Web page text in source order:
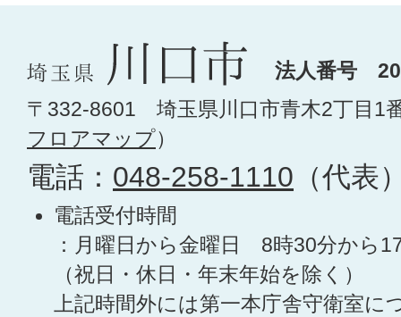
法人番号
〒332-8601 埼玉県川口市青木2丁目1
フロアマップ）
電話： 048-258-1110 （代表
電話受付時間
：月曜日から金曜日 8時30分から
（祝日・休日・年末年始を除く）
上記時間外には第一本庁舎守衛室に